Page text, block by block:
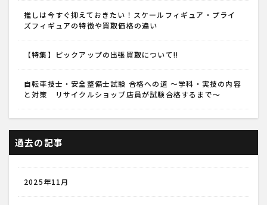
推しは今すぐ抑えておきたい！スケールフィギュア・プライ
ズフィギュアの特徴や買取価格の違い
【特集】ピックアップの出張買取について!!
自転車技士・安全整備士試験 合格への道 ～学科・実技の内容
と対策 リサイクルショップ店員が試験合格するまで～
過去の記事
2025年11月